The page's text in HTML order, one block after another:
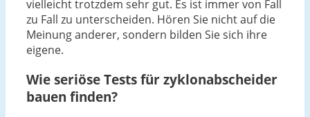
vielleicht trotzdem sehr gut. Es ist immer von Fall
zu Fall zu unterscheiden. Hören Sie nicht auf die
Meinung anderer, sondern bilden Sie sich ihre
eigene.
Wie seriöse Tests für zyklonabscheider
bauen finden?